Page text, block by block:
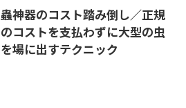
蟲神器のコスト踏み倒し／正規
のコストを支払わずに大型の虫
を場に出すテクニック